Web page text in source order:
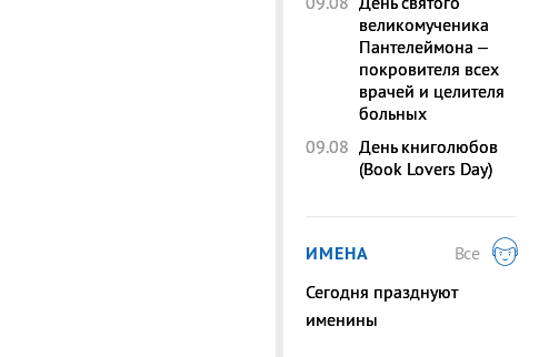
великомученика
Пантелеймона –
покровителя всех
врачей и целителя
больных
09.08 День книголюбов
(Book Lovers Day)
ИМЕНА
Все
Сегодня празднуют
именины